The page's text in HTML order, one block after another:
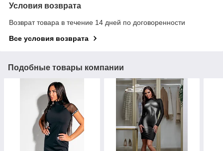
Условия возврата
Возврат товара в течение 14 дней по договоренности
Все условия возврата
Подобные товары компании